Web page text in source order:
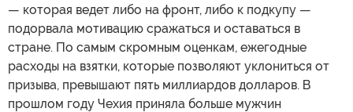
— которая ведет либо на фронт, либо к подкупу —
подорвала мотивацию сражаться и оставаться в
стране. По самым скромным оценкам, ежегодные
расходы на взятки, которые позволяют уклониться от
призыва, превышают пять миллиардов долларов. В
прошлом году Чехия приняла больше мужчин